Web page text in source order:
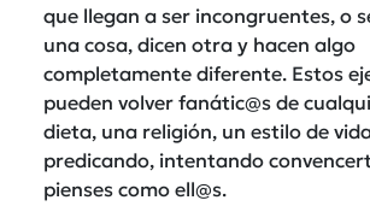
que llegan a ser incongruentes, o
una cosa, dicen otra y hacen algo
completamente diferente. Estos
pueden volver fanátic@s de
dieta, una religión, un estilo de
predicando, intentando
pienses como ell@s.